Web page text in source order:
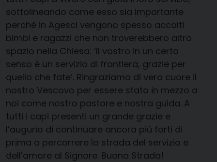
sottolineando come esso sia importante
perché in Agesci vengono spesso accolti
bimbi e ragazzi che non troverebbero altro
spazio nella Chiesa: ‘Il vostro in un certo
senso è un servizio di frontiera, grazie per
quello che fate’. Ringraziamo di vero cuore il
nostro Vescovo per essere stato in mezzo a
noi come nostro pastore e nostra guida. A
tutti i capi presenti un grande grazie e
l’augurio di continuare ancora più forti di
prima a percorrere la strada del servizio e
dell’amore al Signore. Buona Strada!